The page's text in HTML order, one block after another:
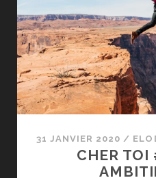
31 JANVIER 2020 /
CHER TOI